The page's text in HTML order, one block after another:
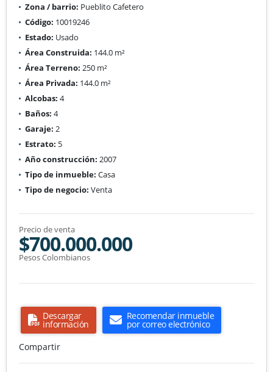
Zona / barrio: Pueblito Cafetero
Código: 10019246
Estado: Usado
Área Construida: 144.0 m²
Área Terreno: 250 m²
Área Privada: 144.0 m²
Alcobas: 4
Baños: 4
Garaje: 2
Estrato: 5
Año construcción: 2007
Tipo de inmueble: Casa
Tipo de negocio: Venta
Precio de venta
$700.000.000
Pesos Colombianos
Descargar
información
Recomendar inmueble
por correo electrónico
Compartir